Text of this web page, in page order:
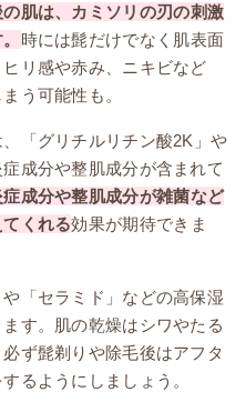
肌は、カミソリの刃の刺激
時には髭だけでなく肌表面
リ感や赤み、ニキビなど
う可能性も。
「グリチルリチン酸2K」や
成分や整肌成分が含まれて
症成分や整肌成分が雑菌など
くれる効果が期待できま
「セラミド」などの高保湿
す。肌の乾燥はシワやたる
ず髭剃りや除毛後はアフタ
るようにしましょう。